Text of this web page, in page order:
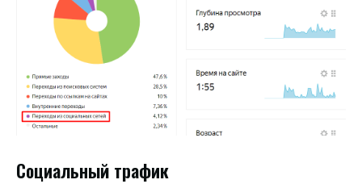
Социальный трафик